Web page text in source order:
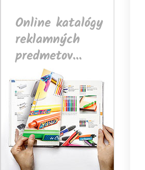
Online katalógy
reklamných
predmetov...